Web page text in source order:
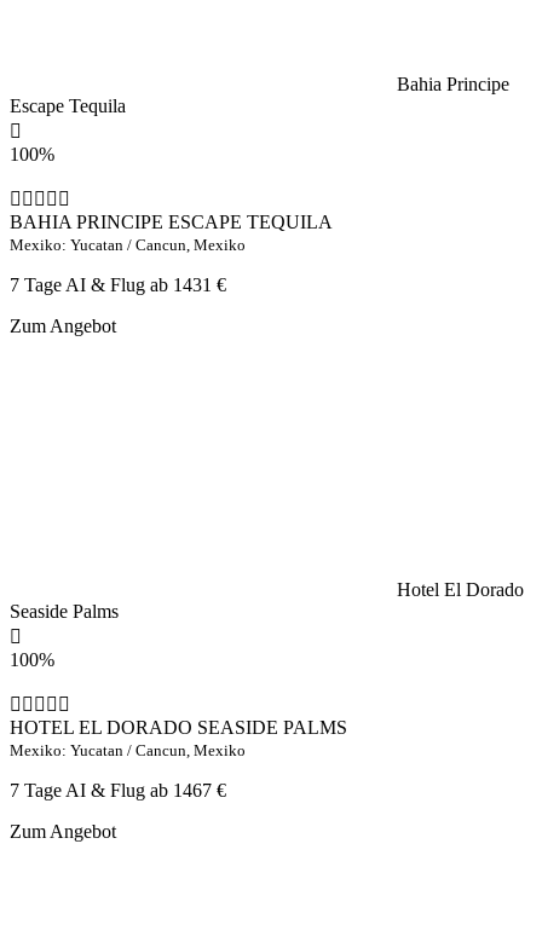
Bahia Principe
Escape Tequila
100%
BAHIA PRINCIPE ESCAPE TEQUILA
Mexiko: Yucatan / Cancun, Mexiko
7 Tage AI & Flug ab 1431 €
Zum Angebot
Hotel El Dorado
Seaside Palms
100%
HOTEL EL DORADO SEASIDE PALMS
Mexiko: Yucatan / Cancun, Mexiko
7 Tage AI & Flug ab 1467 €
Zum Angebot